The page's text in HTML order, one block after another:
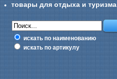
товары для отдыха и туризма
искать по наименованию
искать по артикулу